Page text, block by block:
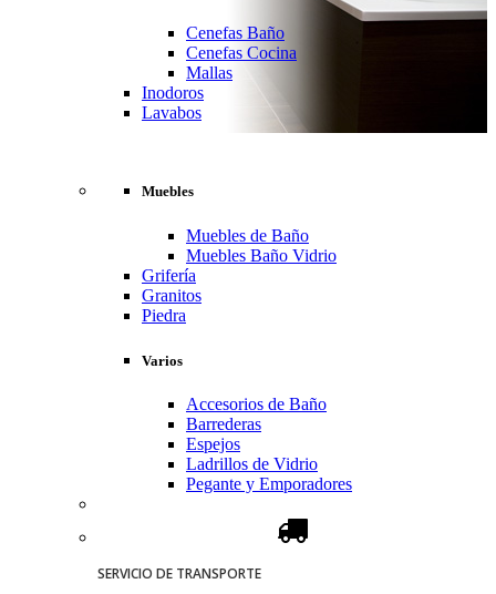
Cenefas Baño
Cenefas Cocina
Mallas
Inodoros
Lavabos
Muebles
Muebles de Baño
Muebles Baño Vidrio
Grifería
Granitos
Piedra
Varios
Accesorios de Baño
Barrederas
Espejos
Ladrillos de Vidrio
Pegante y Emporadores
SERVICIO DE TRANSPORTE